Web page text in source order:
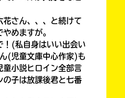
花さん、、、と続けて
めますが。
！(私自身はいい出会い
(児童文庫中心作家)も
童小説ヒロイン全部言
の子は放課後君と七番